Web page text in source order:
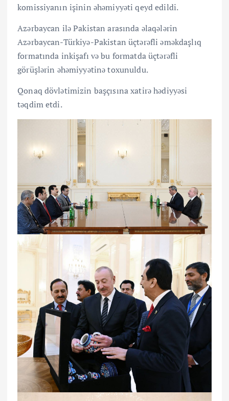
komissiyanın işinin əhəmiyyəti qeyd edildi.
Azərbaycan ilə Pakistan arasında əlaqələrin
Azərbaycan-Türkiyə-Pakistan üçtərəfli əməkdaşlıq
formatında inkişafı və bu formatda üçtərəfli
görüşlərin əhəmiyyətinə toxunuldu.
Qonaq dövlətimizin başçısına xatirə hədiyyəsi
təqdim etdi.